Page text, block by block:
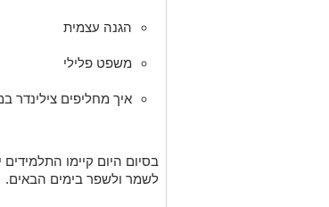
הגנה עצמית
משפט פלילי
איך מחליפים צילינדר
בסיום היום קיימו
לשמר ולשפר בימים הבאים.